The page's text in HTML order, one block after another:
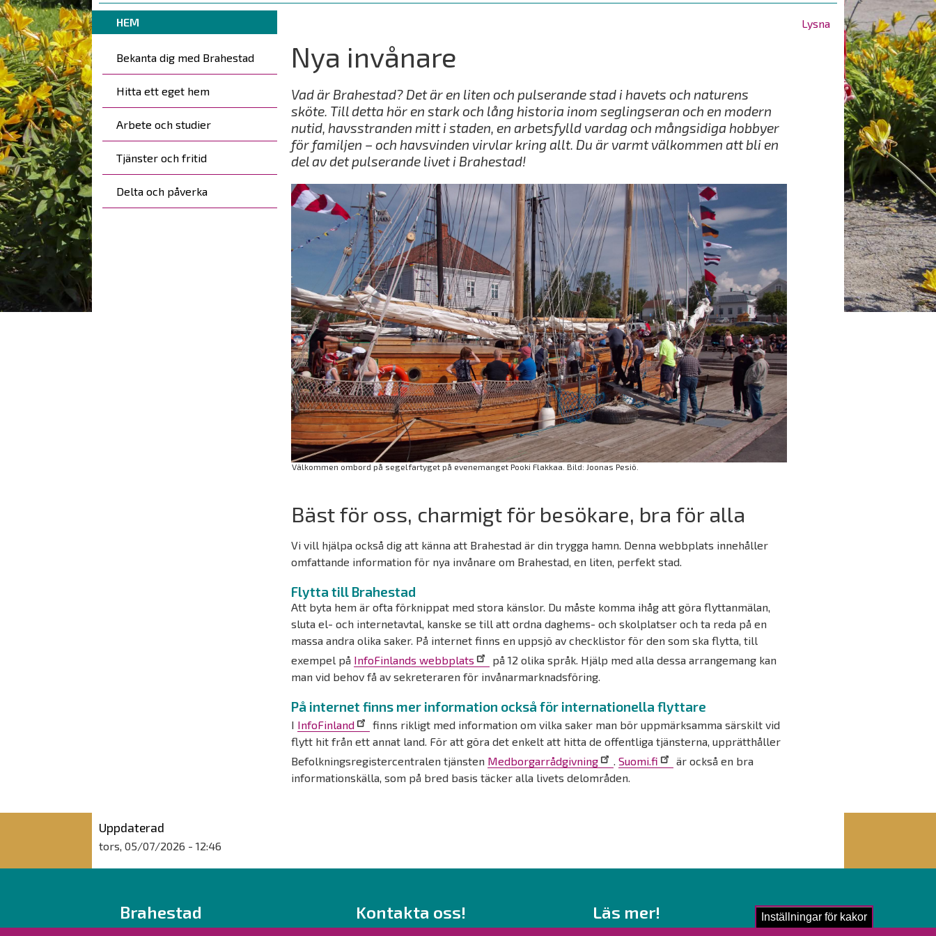
Inställningar för kakor
are
here:
Breadcrumbs
are
here:
HEM Lysna
Kohderyhmät
Bekanta dig med Brahestad
Hitta ett eget hem
Arbete och studier
Tjänster och fritid
Delta och påverka
Nya invånare
Vad är Brahestad? Det är en liten och pulserande stad i havets och naturens
sköte. Till detta hör en stark och lång historia inom seglingseran och en modern
nutid, havsstranden mitt i staden, en arbetsfylld vardag och mångsidiga hobbyer
för familjen – och havsvinden virvlar kring allt. Du är varmt välkommen att bli en
del av det pulserande livet i Brahestad!
Välkommen ombord på segelfartyget på evenemanget Pooki Flakkaa. Bild: Joonas Pesiö.
Bäst för oss, charmigt för besökare, bra för alla
Vi vill hjälpa också dig att känna att Brahestad är din trygga hamn. Denna webbplats innehåller
omfattande information för nya invånare om Brahestad, en liten, perfekt stad.
Flytta till Brahestad
Att byta hem är ofta förknippat med stora känslor. Du måste komma ihåg att göra flyttanmälan,
sluta el- och internetavtal, kanske se till att ordna daghems- och skolplatser och ta reda på en
massa andra olika saker. På internet finns en uppsjö av checklistor för den som ska flytta, till
exempel på InfoFinlands webbplats
på 12 olika språk. Hjälp med alla dessa arrangemang kan
man vid behov få av sekreteraren för invånarmarknadsföring.
På internet finns mer information också för internationella flyttare
I InfoFinland
finns rikligt med information om vilka saker man bör uppmärksamma särskilt vid
flytt hit från ett annat land. För att göra det enkelt att hitta de offentliga tjänsterna, upprätthåller
Befolkningsregistercentralen tjänsten Medborgarrådgivning .Suomi.fi
är också en bra
informationskälla, som på bred basis täcker alla livets delområden.
Uppdaterad
tors, 05/07/2026 - 12:46
Brahestad Kontakta oss! Läs mer!